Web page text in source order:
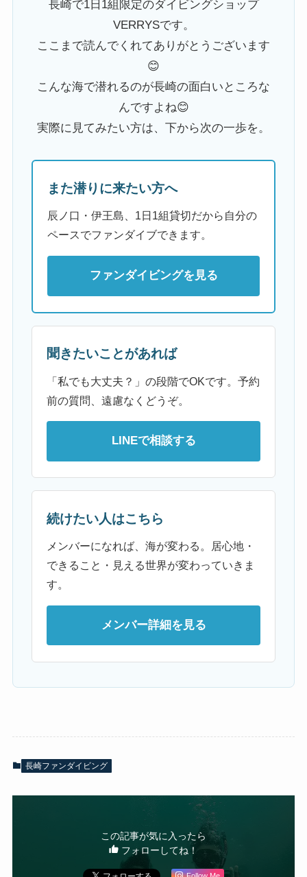
長崎で1日1組限定のダイビングショップ
VERRYSです。
ここまで読んでくれてありがとうございます
😊
こんな海で潜れるのが長崎の面白いところな
んですよね😊
実際に見てみたい方は、下から次の一歩を。
また潜りに来たい方へ
辰ノ口・伊王島、1日1組貸切だから自分の
ペースでファンダイブできます。
ファンダイビングを見る
聞きたいことがあれば
「私でも大丈夫？」の段階でOKです。予約
前の質問、遠慮なくどうぞ。
LINEで相談する
続けたい人はこちら
メンバーになれば、海が変わる。居心地・
できること・見える世界が変わっていきま
す。
メンバー詳細を見る
長崎ファンダイビング
この記事が気に入ったら
フォローしてね！